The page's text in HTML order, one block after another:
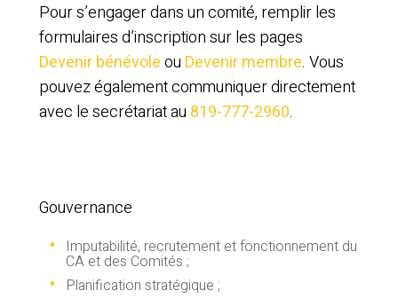
Pour s’engager dans un comité, remplir les
formulaires d’inscription sur les pages
Devenir bénévoleou Devenir membre. Vous
pouvez également communiquer directement
avec le secrétariat au 819-777-2960.
Gouvernance
Imputabilité, recrutement et fonctionnement du
CA et des Comités ;
Planification stratégique ;